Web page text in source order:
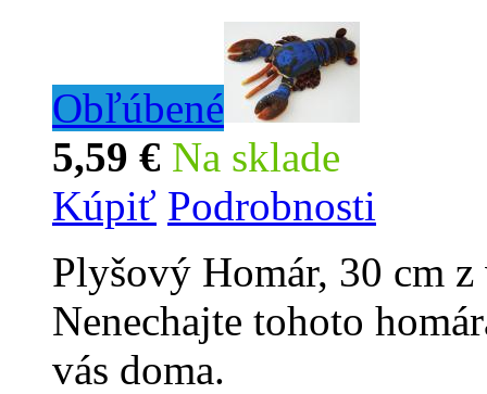
Obľúbené
5,59 € Na sklade
Kúpiť Podrobnosti
Plyšový Homár, 30 cm
Nenechajte tohoto
vás doma.